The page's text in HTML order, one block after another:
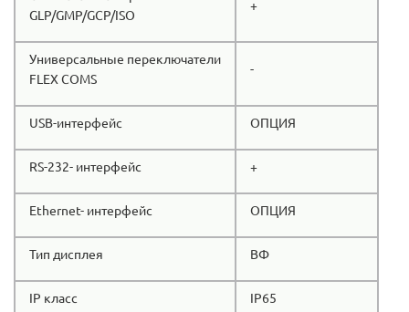
GLP/GMP/GCP/ISO
+
Универсальные переключатели
FLEX COMS
-
USB-интерфейс ОПЦИЯ
RS-232- интерфейс +
Ethernet- интерфейс ОПЦИЯ
Тип дисплея ВФ
IP класс IP65